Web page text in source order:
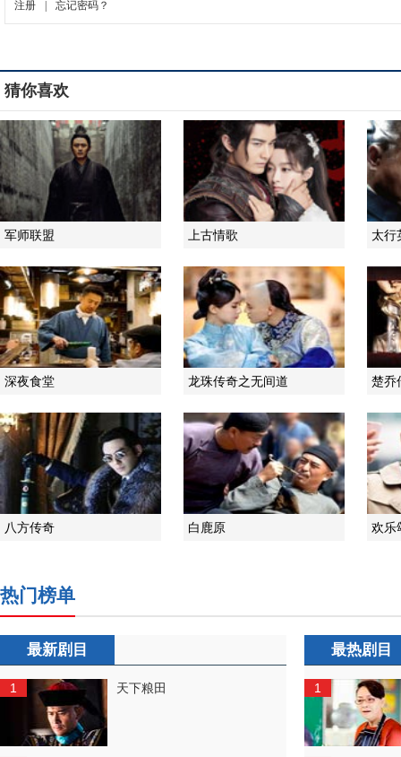
猜你喜欢
军师联盟 上古情歌 太行
深夜食堂 龙珠传奇之无间道 楚乔
八方传奇 白鹿原 欢乐
热门榜单
最新剧目
1 天下粮田
最热剧目
1